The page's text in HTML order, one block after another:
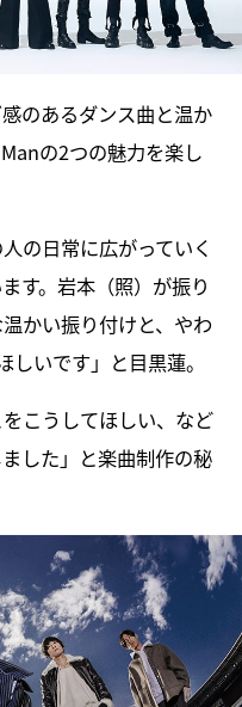
のあるダンス曲と温か
の2つの魅力を楽し
の日常に広がっていく
す。岩本（照）が振り
かい振り付けと、やわ
いです」と目黒蓮。
こうしてほしい、など
した」と楽曲制作の秘